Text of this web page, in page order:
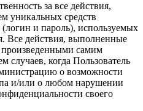
за все действия,
уникальных средств
и пароль), используемых
Все действия, выполненные
произведенными самим
случаев, когда Пользователь
о возможности
и/или о любом нарушении
своего